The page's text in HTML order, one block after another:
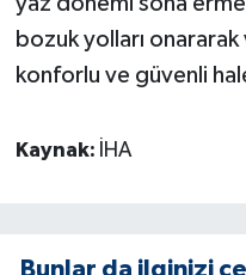
bozuk yolları onararak
konforlu ve güvenli
Kaynak: İHA
Bunlar da ilginizi